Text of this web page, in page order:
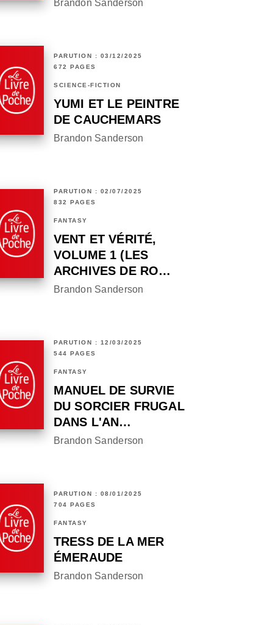
Brandon Sanderson
PARUTION : 03/12/2025
672 PAGES
SCIENCE-FICTION
YUMI ET LE PEINTRE
DE CAUCHEMARS
Brandon Sanderson
PARUTION : 02/07/2025
832 PAGES
FANTASY
VENT ET VÉRITÉ,
VOLUME 1 (LES
ARCHIVES DE RO…
Brandon Sanderson
PARUTION : 12/03/2025
544 PAGES
FANTASY
MANUEL DE SURVIE
DU SORCIER FRUGAL
DANS L'AN…
Brandon Sanderson
PARUTION : 08/01/2025
704 PAGES
FANTASY
TRESS DE LA MER
ÉMERAUDE
Brandon Sanderson